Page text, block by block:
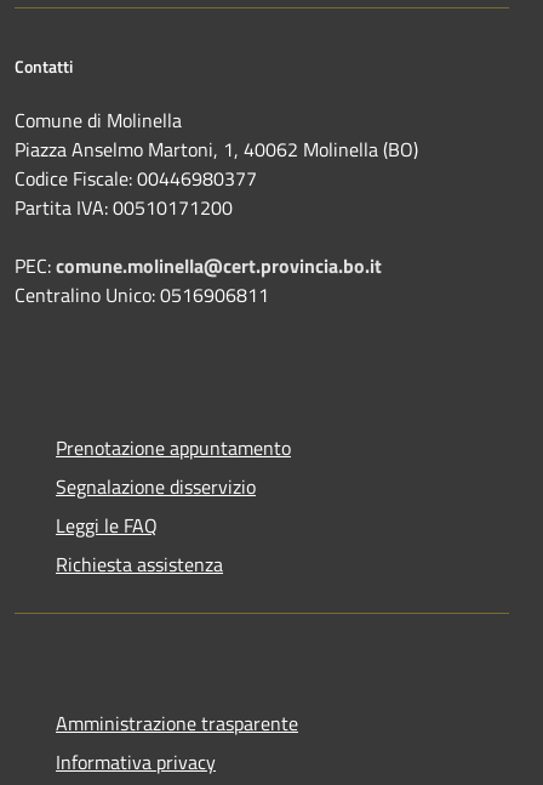
Contatti
Comune di Molinella
Piazza Anselmo Martoni, 1, 40062 Molinella (BO)
Codice Fiscale: 00446980377
Partita IVA: 00510171200
PEC:comune.molinella@cert.provincia.bo.it
Centralino Unico: 0516906811
Prenotazione appuntamento
Segnalazione disservizio
Leggi le FAQ
Richiesta assistenza
Amministrazione trasparente
Informativa privacy